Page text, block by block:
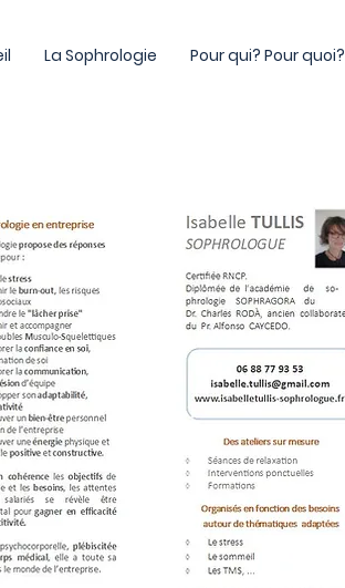
La Sophrologie Pour qui? Pour quoi?